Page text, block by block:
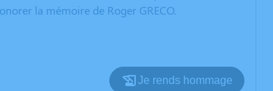
la mémoire de Roger GRECO.
Je rends hommage